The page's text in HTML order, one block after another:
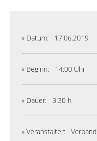
» Datum: 17.06.2019
» Beginn: 14:00 Uhr
» Dauer: 3:30 h
» Veranstalter: